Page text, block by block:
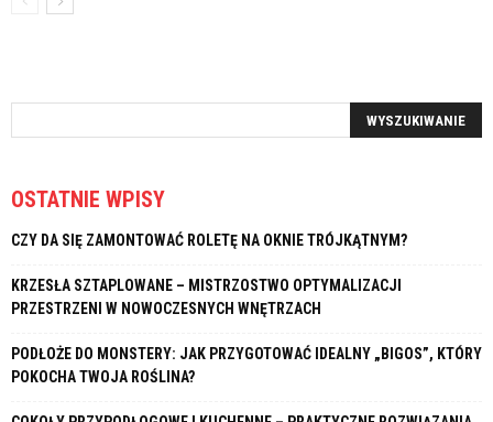
OSTATNIE WPISY
CZY DA SIĘ ZAMONTOWAĆ ROLETĘ NA OKNIE TRÓJKĄTNYM?
KRZESŁA SZTAPLOWANE – MISTRZOSTWO OPTYMALIZACJI
PRZESTRZENI W NOWOCZESNYCH WNĘTRZACH
PODŁOŻE DO MONSTERY: JAK PRZYGOTOWAĆ IDEALNY „BIGOS”, KTÓRY
POKOCHA TWOJA ROŚLINA?